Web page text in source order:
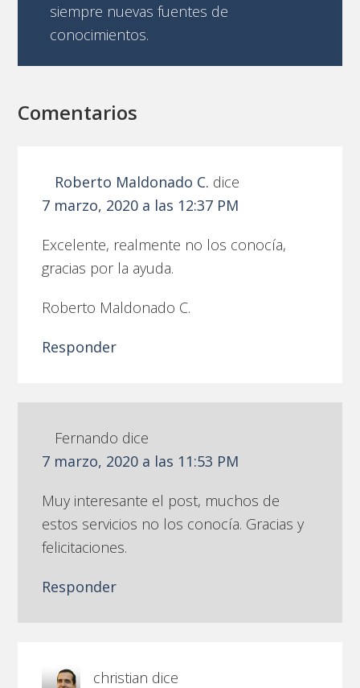
siempre nuevas fuentes de
conocimientos.
Comentarios
Roberto Maldonado C. dice
7 marzo, 2020 a las 12:37 PM
Excelente, realmente no los conocía,
gracias por la ayuda.
Roberto Maldonado C.
Responder
Fernando dice
7 marzo, 2020 a las 11:53 PM
Muy interesante el post, muchos de
estos servicios no los conocía. Gracias y
felicitaciones.
Responder
christian dice